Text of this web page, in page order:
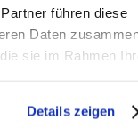
führen diese
Daten
sie im Rahmen
Details zeigen